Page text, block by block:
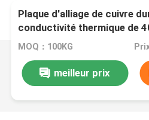
Plaque d'alliage de cuivre
conductivité thermique de
MOQ：100KG
meilleur prix